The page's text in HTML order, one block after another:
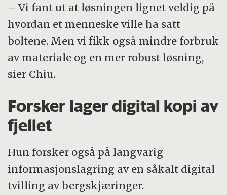
– Vi fant ut at løsningen lignet veldig på
hvordan et menneske ville ha satt
boltene. Men vi fikk også mindre forbruk
av materiale og en mer robust løsning,
sier Chiu.
Forsker lager digital kopi av
fjellet
Hun forsker også på langvarig
informasjonslagring av en såkalt digital
tvilling av bergskjæringer.